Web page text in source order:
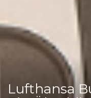
Lufthansa